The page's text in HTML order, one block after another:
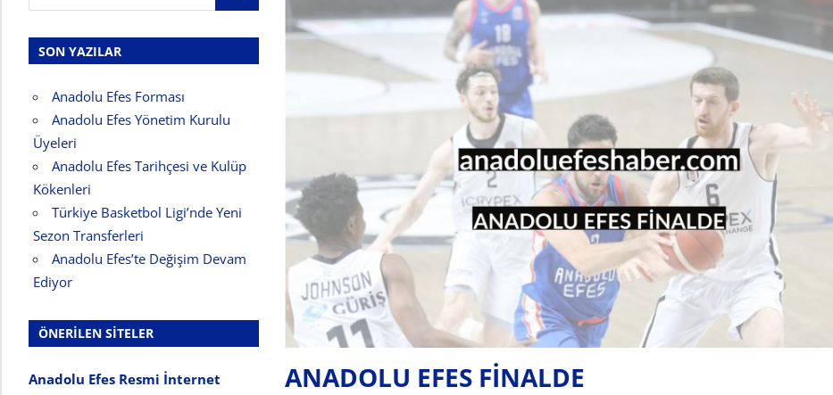
ANADOLU EFES FİNALDE
SON YAZILAR
Anadolu Efes Forması
Anadolu Efes Yönetim Kurulu
Üyeleri
Anadolu Efes Tarihçesi ve Kulüp
Kökenleri
Türkiye Basketbol Ligi’nde Yeni
Sezon Transferleri
Anadolu Efes’te Değişim Devam
Ediyor
ÖNERILEN SITELER
Anadolu Efes Resmi İnternet